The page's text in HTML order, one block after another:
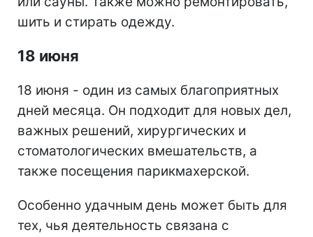
шить и стирать одежду.
18 июня
18 июня - один из самых благоприятных
дней месяца. Он подходит для новых дел,
важных решений, хирургических и
стоматологических вмешательств, а
также посещения парикмахерской.
Особенно удачным день может быть для
тех, чья деятельность связана с